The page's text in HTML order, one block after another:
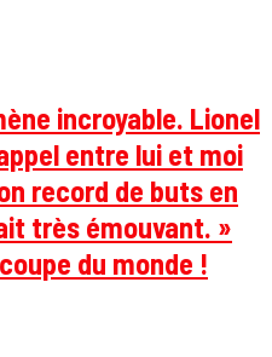
incroyable. Lionel
entre lui et moi
record de buts en
très émouvant. »
du monde !